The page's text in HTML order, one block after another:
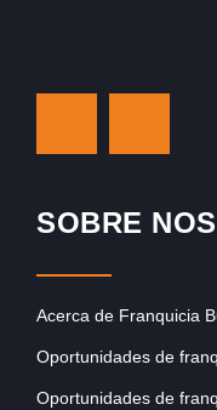
SOBRE
Acerca de Franquicia
Oportunidades de
Oportunidades de